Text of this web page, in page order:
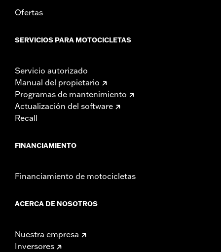
Ofertas
SERVICIOS PARA MOTOCICLETAS
Servicio autorizado
Manual del propietario
Programas de mantenimiento
Actualización del software
Recall
FINANCIAMIENTO
Financiamiento de motocicletas
ACERCA DE NOSOTROS
Nuestra empresa
Inversores